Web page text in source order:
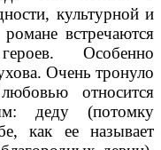
культурной и
встречаются
героев. Особенно
Очень тронуло
относится
деду (потомку
как ее называет